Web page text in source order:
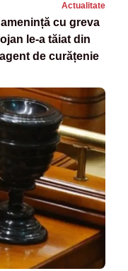
Actualitate
cu greva
le-a tăiat din
de curățenie